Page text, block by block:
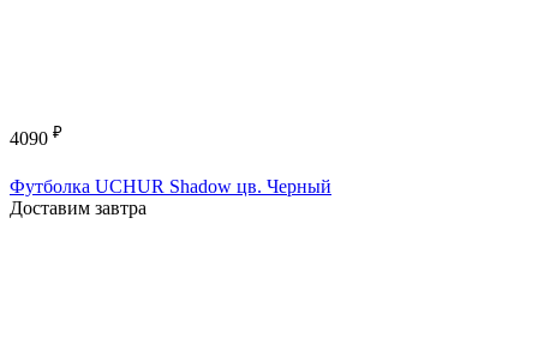
4090 ₽
Футболка UCHUR Shadow цв. Черный
Доставим завтра